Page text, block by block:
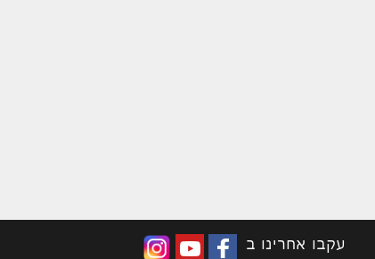
עקבו אחרינו ב